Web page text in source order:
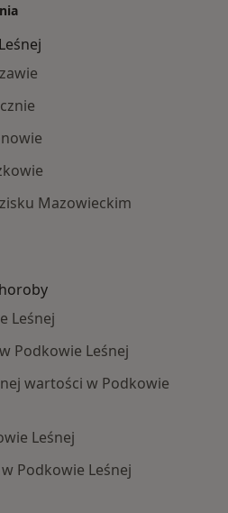
Mazowieckim
Leśnej
Podkowie Leśnej
wartości w Podkowie
Leśnej
Podkowie Leśnej